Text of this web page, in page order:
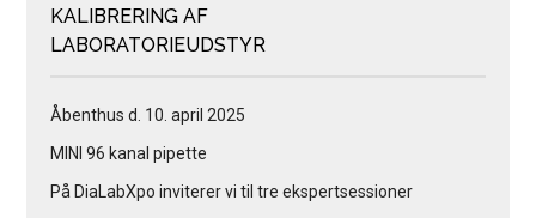
KALIBRERING AF
LABORATORIEUDSTYR
Åbenthus d. 10. april 2025
MINI 96 kanal pipette
På DiaLabXpo inviterer vi til tre ekspertsessioner